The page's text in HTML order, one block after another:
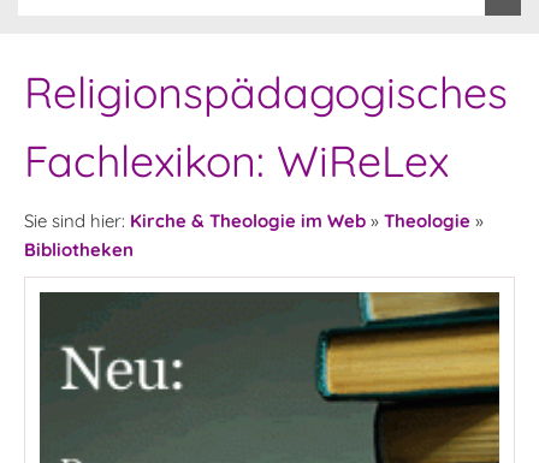
Religionspädagogisches
Fachlexikon: WiReLex
Sie sind hier: Kirche & Theologie im Web » Theologie »
Bibliotheken